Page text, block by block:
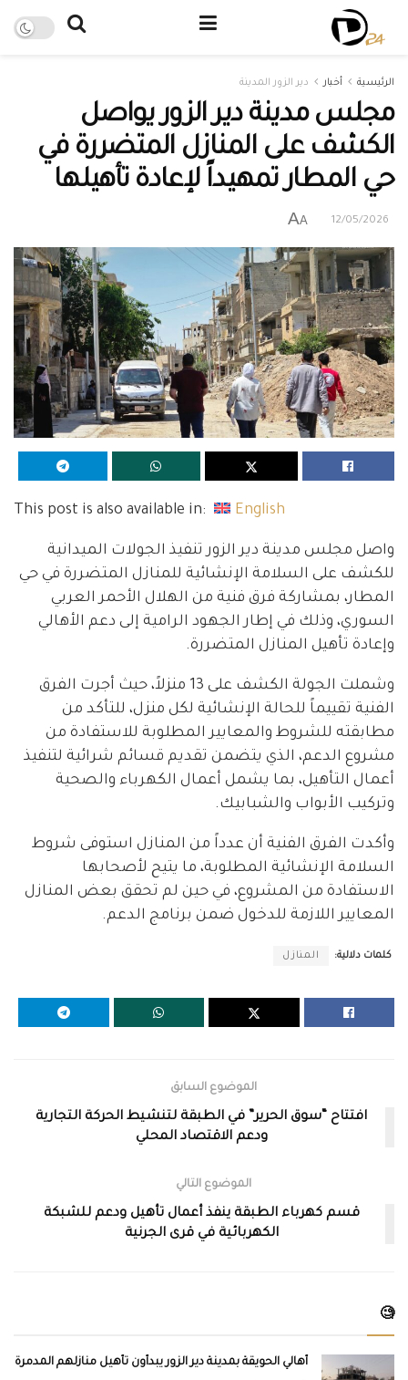
الرئيسية أخبار دير الزور المدينة
مجلس مدينة دير الزور يواصل
الكشف على المنازل المتضررة في
حي المطار تمهيداً لإعادة تأهيلها
12/05/2026
A
A
This post is also available in: English
واصل مجلس مدينة دير الزور تنفيذ الجولات الميدانية
للكشف على السلامة الإنشائية للمنازل المتضررة في حي
المطار، بمشاركة فرق فنية من الهلال الأحمر العربي
السوري، وذلك في إطار الجهود الرامية إلى دعم الأهالي
وإعادة تأهيل المنازل المتضررة.
وشملت الجولة الكشف على 13 منزلاً، حيث أجرت الفرق
الفنية تقييماً للحالة الإنشائية لكل منزل، للتأكد من
مطابقته للشروط والمعايير المطلوبة للاستفادة من
مشروع الدعم، الذي يتضمن تقديم قسائم شرائية لتنفيذ
أعمال التأهيل، بما يشمل أعمال الكهرباء والصحية
وتركيب الأبواب والشبابيك.
وأكدت الفرق الفنية أن عدداً من المنازل استوفى شروط
السلامة الإنشائية المطلوبة، ما يتيح لأصحابها
الاستفادة من المشروع، في حين لم تحقق بعض المنازل
المعايير اللازمة للدخول ضمن برنامج الدعم.
كلمات دلالية: المنازل
الموضوع السابق
افتتاح “سوق الحرير” في الطبقة لتنشيط الحركة التجارية
ودعم الاقتصاد المحلي
الموضوع التالي
قسم كهرباء الطبقة ينفذ أعمال تأهيل ودعم للشبكة
الكهربائية في قرى الجرنية
🧐
أهالي الحويقة بمدينة دير الزور يبدأون تأهيل منازلهم المدمرة